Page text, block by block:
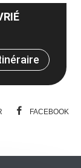
FACEBOOK